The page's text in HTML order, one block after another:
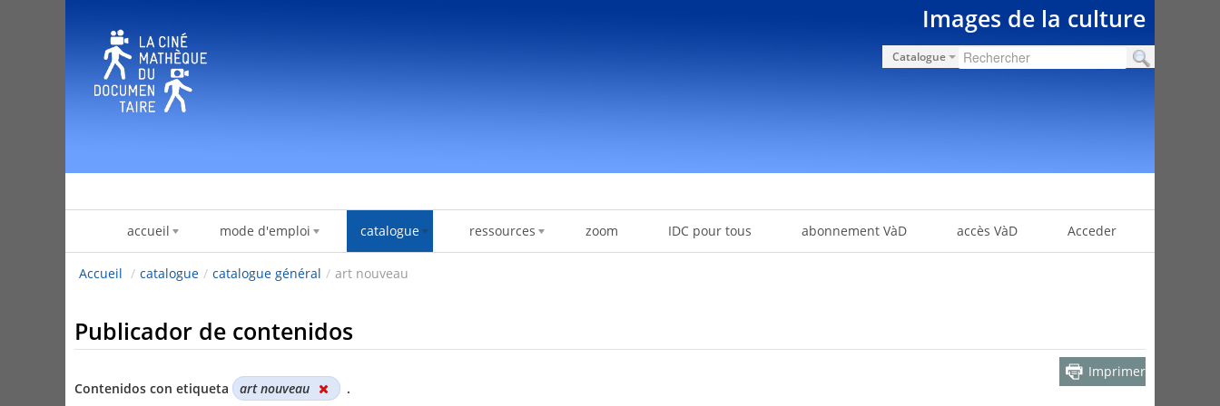
Images de la culture
Catalogue
accueil mode d'emploi catalogue ressources zoom IDC pour tous abonnement VàD accès VàD Acceder
Accueil / catalogue / catalogue général / art nouveau
Publicador de contenidos
Contenidos con etiqueta art nouveau .
Imprimer